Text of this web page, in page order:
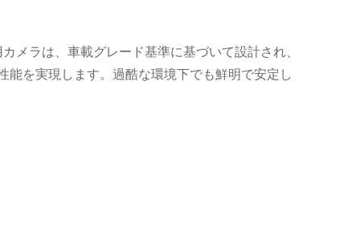
メラは、車載グレード基準に基づいて設計され、
能を実現します。過酷な環境下でも鮮明で安定し